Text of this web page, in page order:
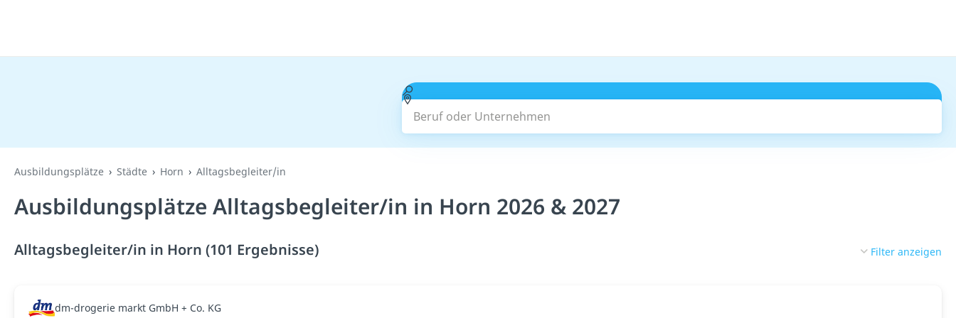
Beruf oder Unternehmen
Ausbildungsplätze Städte Horn Alltagsbegleiter/in
Ausbildungsplätze Alltagsbegleiter/in in Horn 2026 & 2027
Alltagsbegleiter/in in Horn (101 Ergebnisse) Filter anzeigen
dm-drogerie markt GmbH + Co. KG